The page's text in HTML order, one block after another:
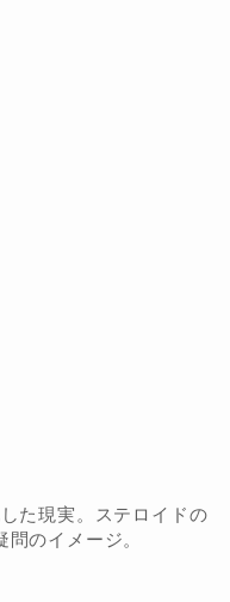
た現実。ステロイドの
のイメージ。